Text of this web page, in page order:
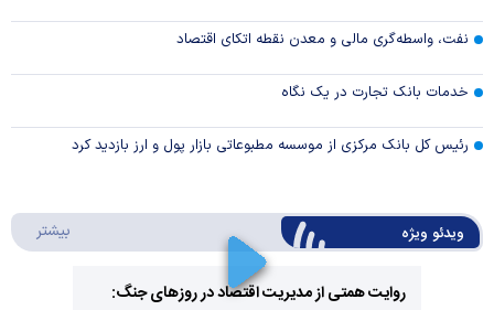
نفت، واسطه‌گری مالی و معدن نقطه اتکای اقتصاد
خدمات بانک تجارت در یک نگاه
رئیس کل بانک مرکزی از موسسه مطبوعاتی بازار پول و ارز بازدید کرد
ویدئو ویژه بیشتر
روایت همتی از مدیریت اقتصاد در روزهای جنگ: